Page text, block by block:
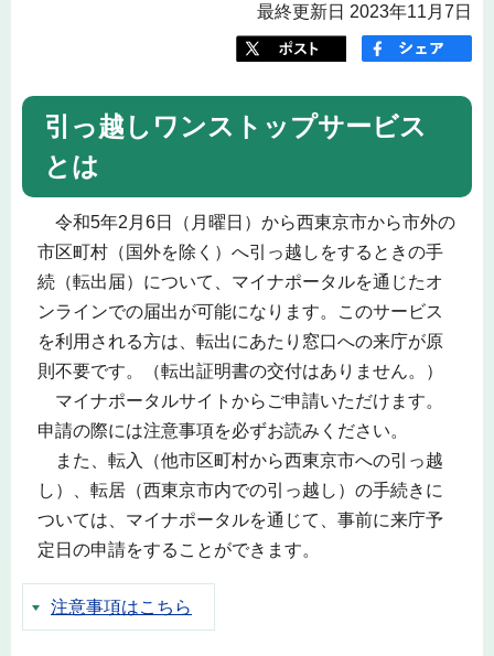
最終更新日 2023年11月7日
引っ越しワンストップサービス
とは
令和5年2月6日（月曜日）から西東京市から市外の
市区町村（国外を除く）へ引っ越しをするときの手
続（転出届）について、マイナポータルを通じたオ
ンラインでの届出が可能になります。このサービス
を利用される方は、転出にあたり窓口への来庁が原
則不要です。（転出証明書の交付はありません。）
マイナポータルサイトからご申請いただけます。
申請の際には注意事項を必ずお読みください。
また、転入（他市区町村から西東京市への引っ越
し）、転居（西東京市内での引っ越し）の手続きに
ついては、マイナポータルを通じて、事前に来庁予
定日の申請をすることができます。
注意事項はこちら